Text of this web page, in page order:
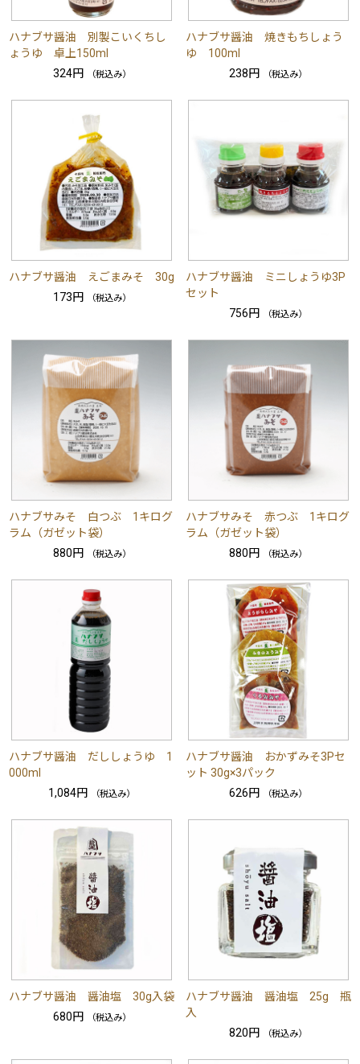
ハナブサ醤油 別製こいくちし
ょうゆ 卓上150ml
324円
（税込み）
ハナブサ醤油 焼きもちしょう
ゆ 100ml
238円
（税込み）
ハナブサ醤油 えごまみそ 30g
173円
（税込み）
ハナブサ醤油 ミニしょうゆ3P
セット
756円
（税込み）
ハナブサみそ 白つぶ 1キログ
ラム（ガゼット袋）
880円
（税込み）
ハナブサみそ 赤つぶ 1キログ
ラム（ガゼット袋）
880円
（税込み）
ハナブサ醤油 だししょうゆ 1
000ml
1,084円
（税込み）
ハナブサ醤油 おかずみそ3Pセ
ット 30g×3パック
626円
（税込み）
ハナブサ醤油 醤油塩 30g入袋
680円
（税込み）
ハナブサ醤油 醤油塩 25g 瓶
入
820円
（税込み）